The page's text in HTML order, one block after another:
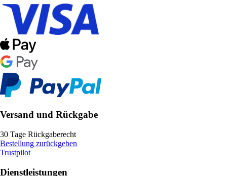
Versand und Rückgabe
30 Tage Rückgaberecht
Bestellung zurückgeben
Trustpilot
Dienstleistungen